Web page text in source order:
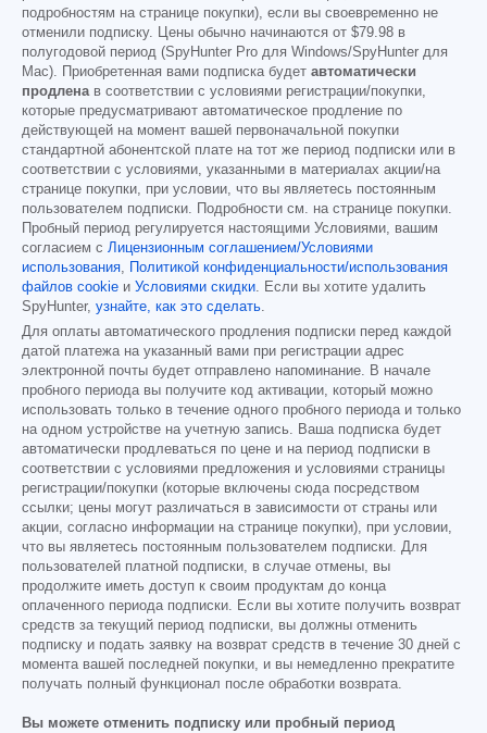
подробностям на странице покупки), если вы своевременно не
отменили подписку. Цены обычно начинаются от $79.98 в
полугодовой период (SpyHunter Pro для Windows/SpyHunter для
Mac). Приобретенная вами подписка будет автоматически
продленав соответствии с условиями регистрации/покупки,
которые предусматривают автоматическое продление по
действующей на момент вашей первоначальной покупки
стандартной абонентской плате на тот же период подписки или в
соответствии с условиями, указанными в материалах акции/на
странице покупки, при условии, что вы являетесь постоянным
пользователем подписки. Подробности см. на странице покупки.
Пробный период регулируется настоящими Условиями, вашим
согласием с Лицензионным соглашением/Условиями
использования,
Политикой конфиденциальности/использования
файлов cookie и Условиями скидки. Если вы хотите удалить
SpyHunter, узнайте, как это сделать.
Для оплаты автоматического продления подписки перед каждой
датой платежа на указанный вами при регистрации адрес
электронной почты будет отправлено напоминание. В начале
пробного периода вы получите код активации, который можно
использовать только в течение одного пробного периода и только
на одном устройстве на учетную запись. Ваша подписка будет
автоматически продлеваться по цене и на период подписки в
соответствии с условиями предложения и условиями страницы
регистрации/покупки (которые включены сюда посредством
ссылки; цены могут различаться в зависимости от страны или
акции, согласно информации на странице покупки), при условии,
что вы являетесь постоянным пользователем подписки. Для
пользователей платной подписки, в случае отмены, вы
продолжите иметь доступ к своим продуктам до конца
оплаченного периода подписки. Если вы хотите получить возврат
средств за текущий период подписки, вы должны отменить
подписку и подать заявку на возврат средств в течение 30 дней с
момента вашей последней покупки, и вы немедленно прекратите
получать полный функционал после обработки возврата.
Вы можете отменить подписку или пробный период